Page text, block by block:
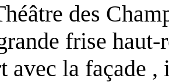
des
frise
avec la façade